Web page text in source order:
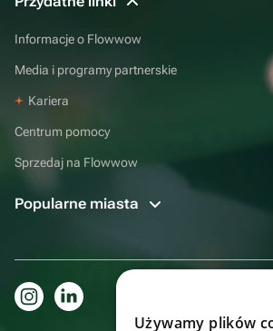
Informacje o Flowwow
Media i programy partnerskie
Kariera
Centrum pomocy
Sprzedaj na Flowwow
Popularne miasta
Używamy plików